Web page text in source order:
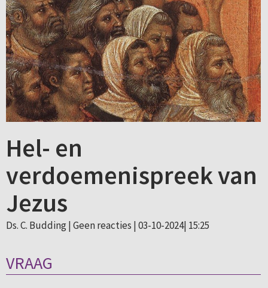
Hel- en
verdoemenispreek van
Jezus
Ds. C. Budding | Geen reacties | 03-10-2024| 15:25
VRAAG